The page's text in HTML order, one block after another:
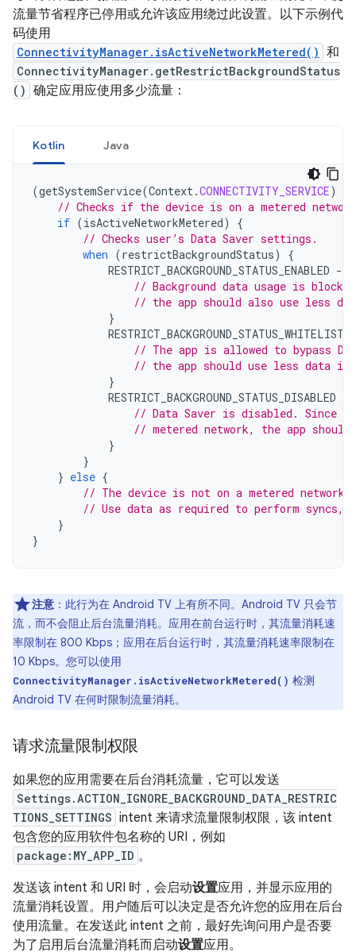
流量节省程序已停用或允许该应用绕过此设置。以下示例代
码使用
ConnectivityManager.isActiveNetworkMetered() 和
ConnectivityManager.getRestrictBackgroundStatus
() 确定应用应使用多少流量：
Kotlin Java
(getSystemService(Context.CONNECTIVITY_SERVICE)
// Checks if the device is on a metered network
if (isActiveNetworkMetered)
{
// Checks user’s Data Saver settings.
when (restrictBackgroundStatus)
{
RESTRICT_BACKGROUND_STATUS_ENABLED -
// Background data usage is
// the app should also use less
}
RESTRICT_BACKGROUND_STATUS_WHITELISTED
// The app is allowed to bypass
// the app should use less data in
}
RESTRICT_BACKGROUND_STATUS_DISABLED
// Data Saver is disabled. Since
// metered network, the app
}
}
} else {
// The device is not on a metered network.
// Use data as required to perform syncs,
}
}
注意 ：此行为在 Android TV 上有所不同。Android TV 只会节
流，而不会阻止后台流量消耗。应用在前台运行时，其流量消耗速
率限制在 800 Kbps；应用在后台运行时，其流量消耗速率限制在
10 Kbps。您可以使用
ConnectivityManager.isActiveNetworkMetered() 检测
Android TV 在何时限制流量消耗。
请求流量限制权限
如果您的应用需要在后台消耗流量，它可以发送
Settings.ACTION_IGNORE_BACKGROUND_DATA_RESTRIC
TIONS_SETTINGS intent 来请求流量限制权限，该 intent
包含您的应用软件包名称的 URI，例如
package:MY_APP_ID 。
发送该 intent 和 URI 时，会启动设置应用，并显示应用的
流量消耗设置。用户随后可以决定是否允许您的应用在后台
使用流量。在发送此 intent 之前，最好先询问用户是否要
为了启用后台流量消耗而启动设置应用。